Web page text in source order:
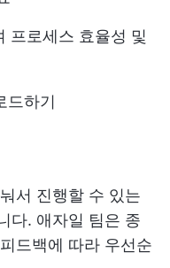
프로세스 효율성 및
드하기
서 진행할 수 있는
다. 애자일 팀은 종
드백에 따라 우선순